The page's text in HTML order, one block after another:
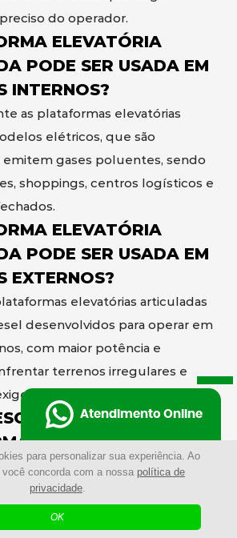
para personalizar sua experiência. Ao
concorda com a nossa política de
privacidade.
OK
do operador.
ELEVATÓRIA
PODE SER USADA EM
INTERNOS?
as plataformas elevatórias
elétricos, que são
emitem gases poluentes, sendo
shoppings, centros logísticos e
ELEVATÓRIA
PODE SER USADA EM
EXTERNOS?
elevatórias articuladas
desenvolvidos para operar em
com maior potência e
terrenos irregulares e
A
ELEVATÓRIA
AO INVÉS DE
montar
Atendimento Online